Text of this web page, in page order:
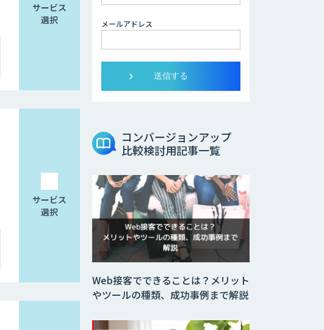
サービス
選択
サービス
選択
メールアドレス
コンバージョンアップ
比較検討用記事一覧
Web接客でできることは？メリット
やツールの種類、成功事例まで解説